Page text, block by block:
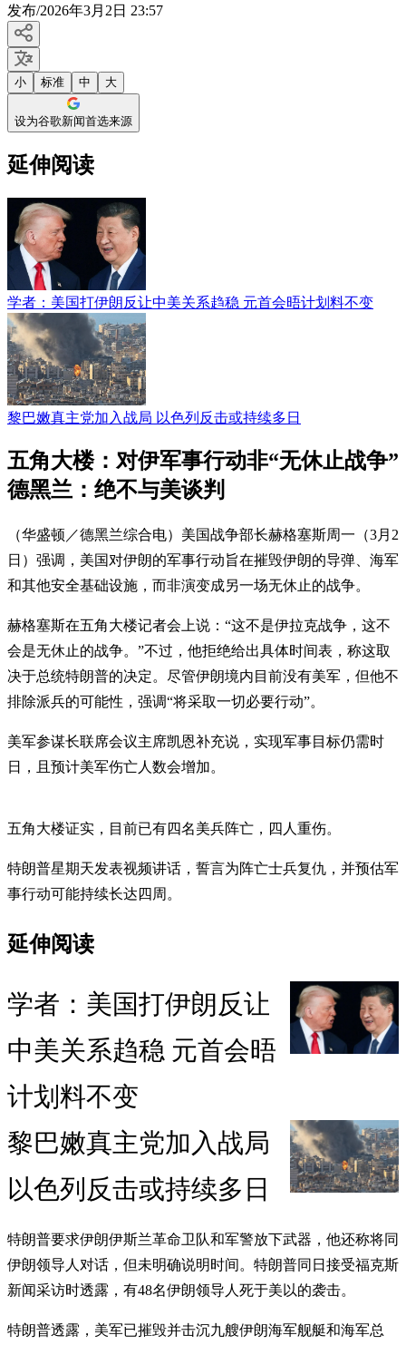
发布/2026年3月2日 23:57
小 标准 中 大
设为谷歌新闻首选来源
延伸阅读
学者：美国打伊朗反让中美关系趋稳 元首会晤计划料不变
黎巴嫩真主党加入战局 以色列反击或持续多日
五角大楼：对伊军事行动非“无休止战争”
德黑兰：绝不与美谈判
（华盛顿／德黑兰综合电）美国战争部长赫格塞斯周一（3月2
日）强调，美国对伊朗的军事行动旨在摧毁伊朗的导弹、海军
和其他安全基础设施，而非演变成另一场无休止的战争。
赫格塞斯在五角大楼记者会上说：“这不是伊拉克战争，这不
会是无休止的战争。”不过，他拒绝给出具体时间表，称这取
决于总统特朗普的决定。尽管伊朗境内目前没有美军，但他不
排除派兵的可能性，强调“将采取一切必要行动”。
美军参谋长联席会议主席凯恩补充说，实现军事目标仍需时
日，且预计美军伤亡人数会增加。
五角大楼证实，目前已有四名美兵阵亡，四人重伤。
特朗普星期天发表视频讲话，誓言为阵亡士兵复仇，并预估军
事行动可能持续长达四周。
延伸阅读
学者：美国打伊朗反让
中美关系趋稳 元首会晤
计划料不变
黎巴嫩真主党加入战局
以色列反击或持续多日
特朗普要求伊朗伊斯兰革命卫队和军警放下武器，他还称将同
伊朗领导人对话，但未明确说明时间。特朗普同日接受福克斯
新闻采访时透露，有48名伊朗领导人死于美以的袭击。
特朗普透露，美军已摧毁并击沉九艘伊朗海军舰艇和海军总